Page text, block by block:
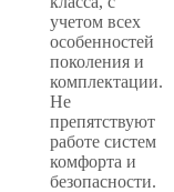
учетом всех
особенностей
поколения и
комплектации.
Не
препятствуют
работе систем
комфорта и
безопасности.